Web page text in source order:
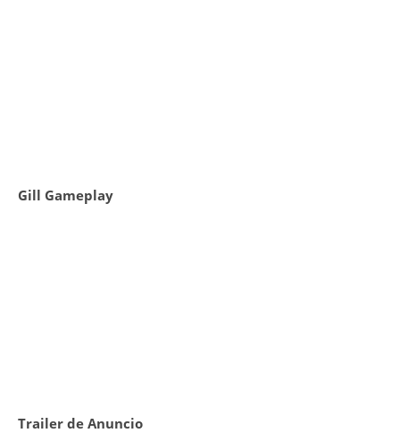
Gill Gameplay
Trailer de Anuncio